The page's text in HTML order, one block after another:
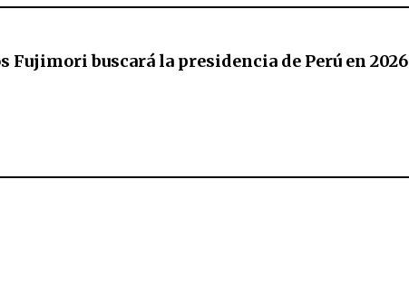
Fujimori buscará la presidencia de Perú en 2026